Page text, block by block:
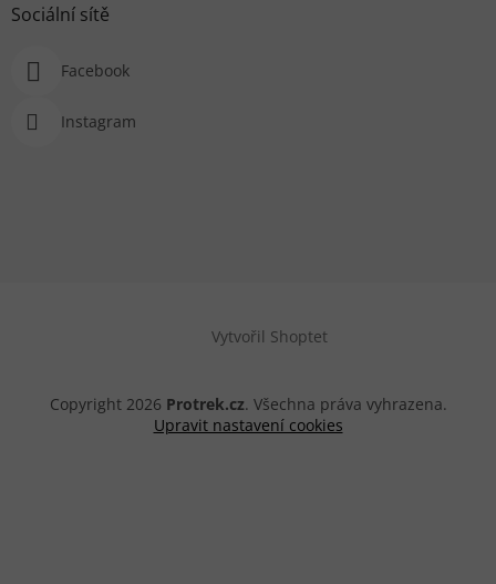
Sociální sítě
Facebook
Instagram
Vytvořil Shoptet
Copyright 2026 Protrek.cz. Všechna práva vyhrazena.
Upravit nastavení cookies